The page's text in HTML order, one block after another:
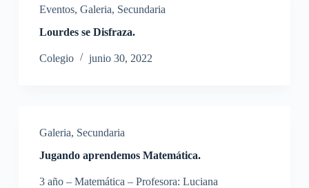
Eventos, Galeria, Secundaria
Lourdes se Disfraza.
Colegio junio 30, 2022
Galeria, Secundaria
Jugando aprendemos Matemática.
3 año – Matemática – Profesora: Luciana